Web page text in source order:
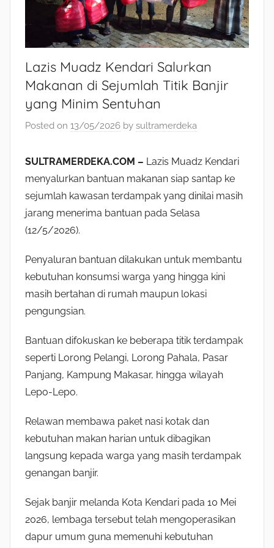
Lazis Muadz Kendari Salurkan
Makanan di Sejumlah Titik Banjir
yang Minim Sentuhan
Posted on 13/05/2026 by sultramerdeka
SULTRAMERDEKA.COM – Lazis Muadz Kendari
menyalurkan bantuan makanan siap santap ke
sejumlah kawasan terdampak yang dinilai masih
jarang menerima bantuan pada Selasa
(12/5/2026).
Penyaluran bantuan dilakukan untuk membantu
kebutuhan konsumsi warga yang hingga kini
masih bertahan di rumah maupun lokasi
pengungsian.
Bantuan difokuskan ke beberapa titik terdampak
seperti Lorong Pelangi, Lorong Pahala, Pasar
Panjang, Kampung Makasar, hingga wilayah
Lepo-Lepo.
Relawan membawa paket nasi kotak dan
kebutuhan makan harian untuk dibagikan
langsung kepada warga yang masih terdampak
genangan banjir.
Sejak banjir melanda Kota Kendari pada 10 Mei
2026, lembaga tersebut telah mengoperasikan
dapur umum guna memenuhi kebutuhan